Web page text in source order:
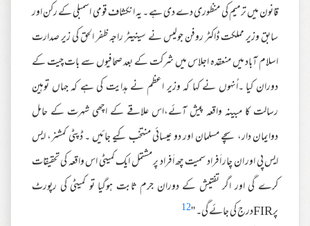
قانون میں ترمیم کی منظوری دے دی ہے ۔ یہ انکشاف قومی اسمبلی کے رکن اور
سابق وزیر مملکت ڈاکٹر روفن جولیس نے سینیٹر راجہ ظفر الحق کی زیر صدارت
اسلام آباد میں منعقدہ اجلاس میں شرکت کے بعد صحافیوں سے بات چیت کے
دوران کیا ۔اُنہوں نے کہا کہ وزیر اعظم نے ہدایت کی ہے کہ جہاں توہین
رسالت کا مبینہ واقعہ پیش آئے،اس علاقے کے اچھی شہرت کے حامل
دوایمان دار، سچے مسلمان اور دو عیسائی منتخب کیے جائیں ۔ ڈپٹی کمشنر، ایس
ایس پی اور ان چار اَفراد سمیت چھ اَفراد پر مشتمل ایک کمیٹی اس واقعہ کی تحقیقات
کرے گی اور اگر تفتیش کے دوران جرم ثابت ہوگیا تو کمیٹی کی رپورٹ
پرFIRدرج کی جائے گی۔ ''
12